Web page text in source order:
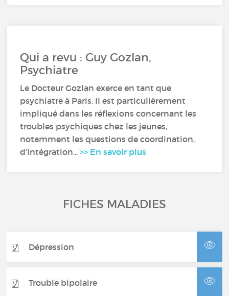
Qui a revu : Guy Gozlan,
Psychiatre
Le Docteur Gozlan exerce en tant que
psychiatre à Paris. Il est particulièrement
impliqué dans les réflexions concernant les
troubles psychiques chez les jeunes,
notamment les questions de coordination,
d’intégration...>> En savoir plus
FICHES MALADIES
Dépression
Trouble bipolaire